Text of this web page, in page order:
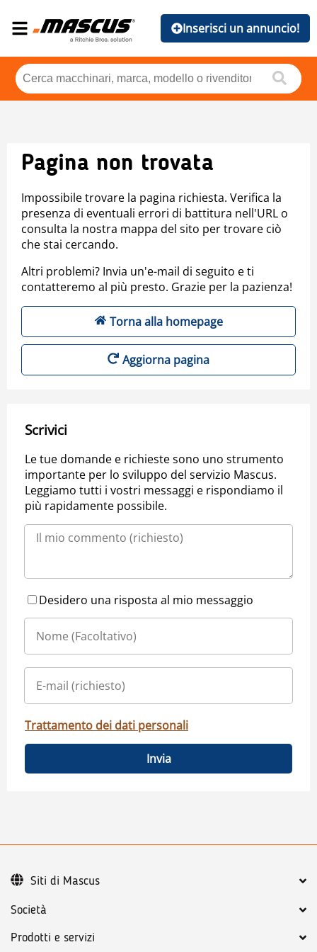
Inserisci un annuncio!
Pagina non trovata
Impossibile trovare la pagina richiesta. Verifica la
presenza di eventuali errori di battitura nell'URL o
consulta la nostra mappa del sito per trovare ciò
che stai cercando.
Altri problemi? Invia un'e-mail di seguito e ti
contatteremo al più presto. Grazie per la pazienza!
Torna alla homepage
Aggiorna pagina
Scrivici
Le tue domande e richieste sono uno strumento
importante per lo sviluppo del servizio Mascus.
Leggiamo tutti i vostri messaggi e rispondiamo il
più rapidamente possibile.
Desidero una risposta al mio messaggio
Trattamento dei dati personali
Invia
Società
Prodotti e servizi
Siti di Mascus